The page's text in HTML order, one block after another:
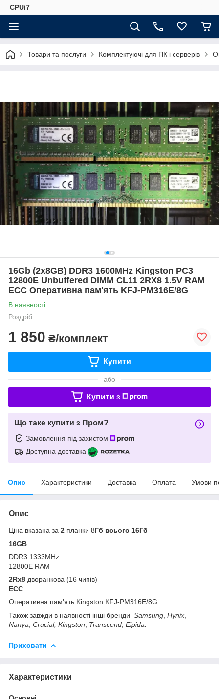
CPUi7
Товари та послуги Комплектуючі для ПК і серверів
16Gb (2x8GB) DDR3 1600MHz Kingston PC3
12800E Unbuffered DIMM CL11 2RX8 1.5V RAM
ECC Оперативна пам'ять KFJ-PM316E/8G
В наявності
Роздріб
1 850 ₴/комплект
Купити
або
Купити з
Що таке купити з Пром?
Замовлення під захистом
Доступна доставка
Опис Характеристики Доставка Оплата Умови
Опис
Ціна вказана за 2 планки 8Гб всього 16Гб
16GB
DDR3 1333MHz
12800E RAM
2Rx8 дворанкова (16 чипів)
ECC
Оперативна пам'ять Kingston KFJ-PM316E/8G
Також завжди в наявності інші бренди: Samsung Hynix
Nanya Crucial, Kingston Transcend Elpida.
Приховати
Характеристики
Основні